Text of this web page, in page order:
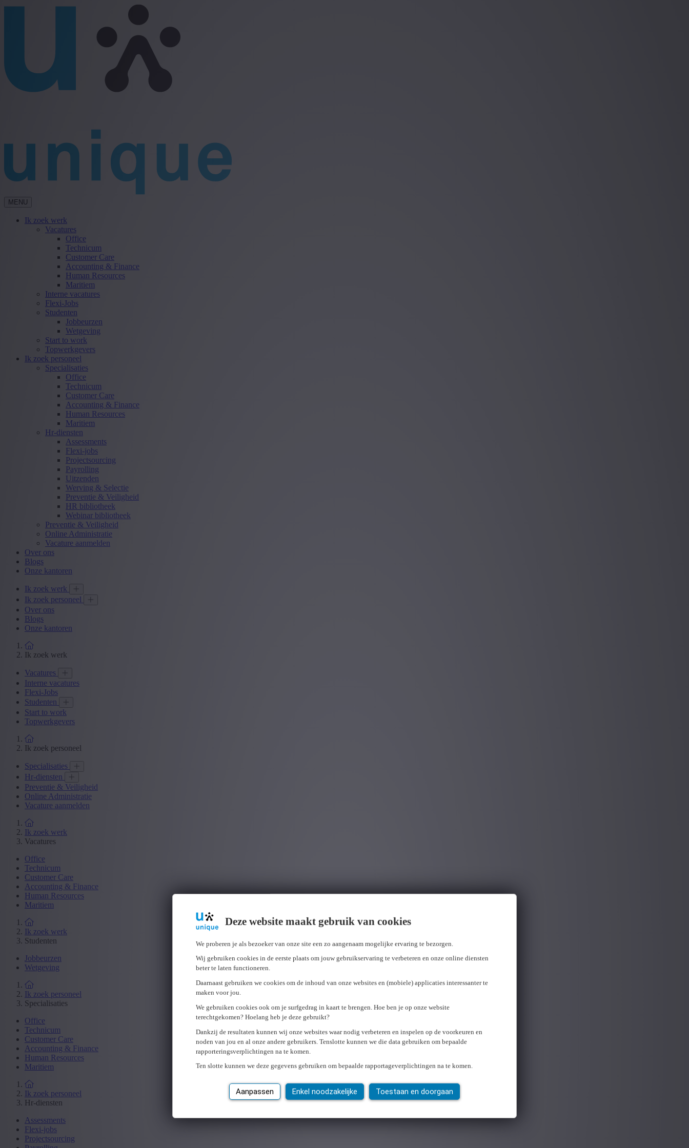
Deze website maakt gebruik van cookies
We proberen je als bezoeker van onze site een zo aangenaam mogelijke ervaring te bezorgen.
Wij gebruiken cookies in de eerste plaats om jouw gebruikservaring te verbeteren en onze online diensten
beter te laten functioneren.
Daarnaast gebruiken we cookies om de inhoud van onze websites en (mobiele) applicaties interessanter te
maken voor jou.
We gebruiken cookies ook om je surfgedrag in kaart te brengen. Hoe ben je op onze website
terechtgekomen? Hoelang heb je deze gebruikt?
Dankzij de resultaten kunnen wij onze websites waar nodig verbeteren en inspelen op de voorkeuren en
noden van jou en al onze andere gebruikers. Tenslotte kunnen we die data gebruiken om bepaalde
rapporteringsverplichtingen na te komen.
Ten slotte kunnen we deze gegevens gebruiken om bepaalde rapportageverplichtingen na te komen.
Aanpassen Enkel noodzakelijke Toestaan en doorgaan
MENU
Ik zoek werk
Vacatures
Office
Technicum
Customer Care
Accounting & Finance
Human Resources
Maritiem
Interne vacatures
Flexi-Jobs
Studenten
Jobbeurzen
Wetgeving
Start to work
Topwerkgevers
Ik zoek personeel
Specialisaties
Office
Technicum
Customer Care
Accounting & Finance
Human Resources
Maritiem
Hr-diensten
Assessments
Flexi-jobs
Projectsourcing
Payrolling
Uitzenden
Werving & Selectie
Preventie & Veiligheid
HR bibliotheek
Webinar bibliotheek
Preventie & Veiligheid
Online Administratie
Vacature aanmelden
Over ons
Blogs
Onze kantoren
Ik zoek werk
Ik zoek personeel
Over ons
Blogs
Onze kantoren
Ik zoek werk
Vacatures
Interne vacatures
Flexi-Jobs
Studenten
Start to work
Topwerkgevers
Ik zoek personeel
Specialisaties
Hr-diensten
Preventie & Veiligheid
Online Administratie
Vacature aanmelden
Ik zoek werk
Vacatures
Office
Technicum
Customer Care
Accounting & Finance
Human Resources
Maritiem
Ik zoek werk
Studenten
Jobbeurzen
Wetgeving
Ik zoek personeel
Specialisaties
Office
Technicum
Customer Care
Accounting & Finance
Human Resources
Maritiem
Ik zoek personeel
Hr-diensten
Assessments
Flexi-jobs
Projectsourcing